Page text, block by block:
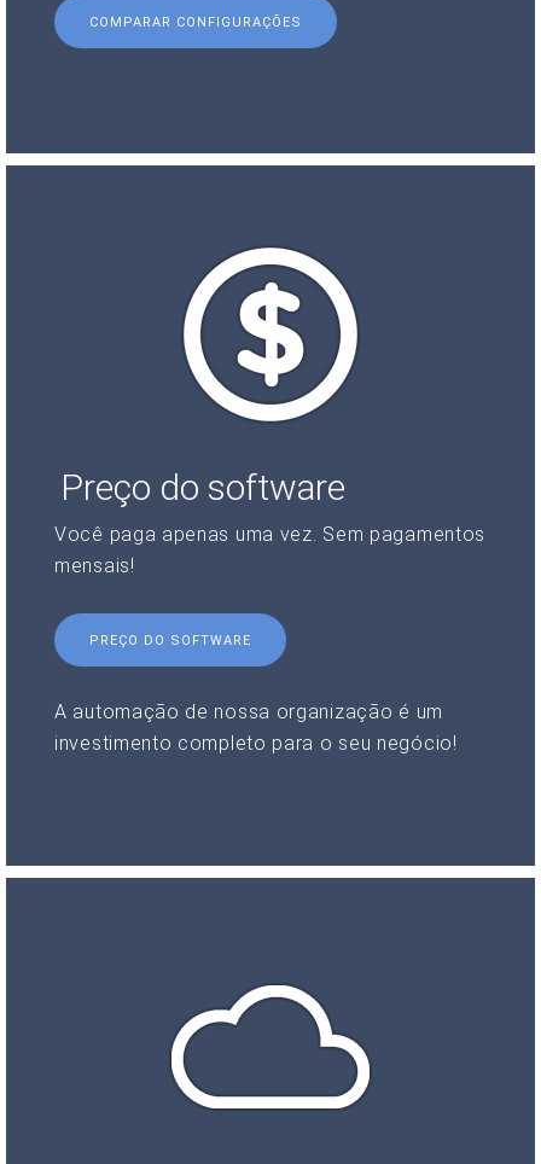
COMPARAR CONFIGURAÇÕES
Preço do software
Você paga apenas uma vez. Sem pagamentos
mensais!
PREÇO DO SOFTWARE
A automação de nossa organização é um
investimento completo para o seu negócio!